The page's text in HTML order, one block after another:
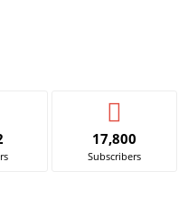
17,800
Subscribers